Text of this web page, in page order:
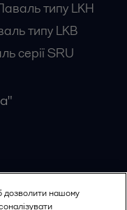
типу LKH
типу LKB
серії SRU
нашому